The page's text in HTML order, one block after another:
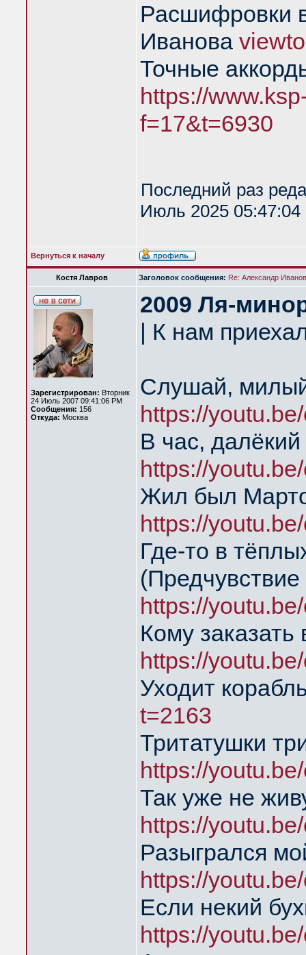
Расшифровки
Иванова
Точные
https://
f=17&t=6930
Последний раз
Июль 2025 05:47:04
Вернуться к началу
Костя Лавров Заголовок сообщения: Re: Александр
Зарегистрирован: Вторник
24 Июль 2007 09:41:06 PM
Сообщения: 156
Откуда: Москва
2009 Ля-
| К нам
Слушай,
https://
В час, далёкий
https://
Жил был
https://
Где-то в
https://
Кому заказать
https://
Уходит
t=2163
Тритатушки
https://
Так уже не
https://
Разыгрался
https://
Если некий
https://